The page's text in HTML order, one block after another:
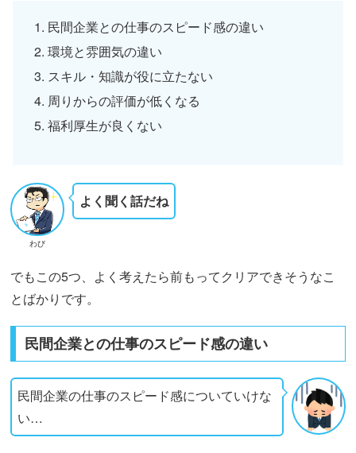
民間企業との仕事のスピード感の違い
環境と雰囲気の違い
スキル・知識が役に立たない
周りからの評価が低くなる
福利厚生が良くない
わび
よく聞く話だね
でもこの5つ、よく考えたら前もってクリアできそうなこ
とばかりです。
民間企業との仕事のスピード感の違い
民間企業の仕事のスピード感についていけな
い…